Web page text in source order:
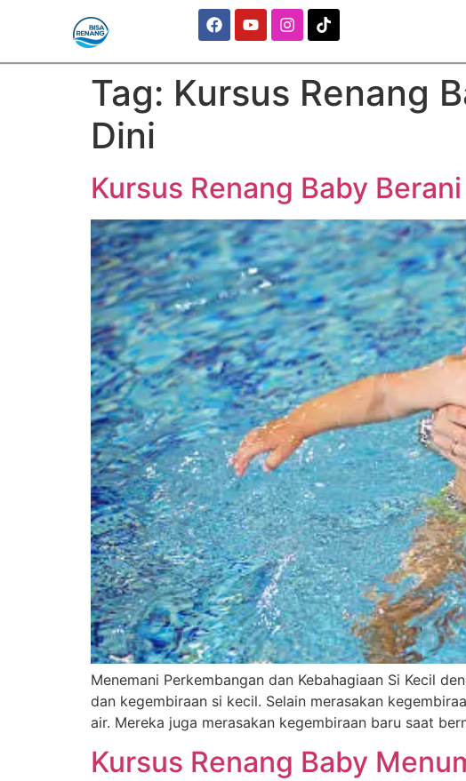
Tag: Kursus Renang
Dini
Kursus Renang Baby
Menemani Perkembangan dan Kebahagiaan Si Kecil
dan kegembiraan si kecil. Selain merasakan
air. Mereka juga merasakan kegembiraan baru saat
Kursus Renang Baby